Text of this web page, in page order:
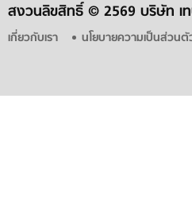
สงวนลิขสิทธิ์ © 2569 บริษัท เ
เกี่ยวกับเรา นโยบายความเป็นส่วนตั